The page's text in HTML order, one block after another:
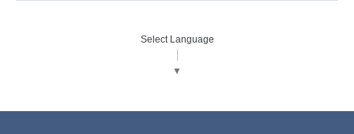
Select Language
▼